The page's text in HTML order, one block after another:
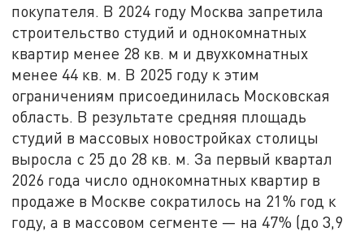
покупателя. В 2024 году Москва запретила
строительство студий и однокомнатных
квартир менее 28 кв. м и двухкомнатных
менее 44 кв. м. В 2025 году к этим
ограничениям присоединилась Московская
область. В результате средняя площадь
студий в массовых новостройках столицы
выросла с 25 до 28 кв. м. За первый квартал
2026 года число однокомнатных квартир в
продаже в Москве сократилось на 21% год к
году, а в массовом сегменте — на 47% (до 3,9